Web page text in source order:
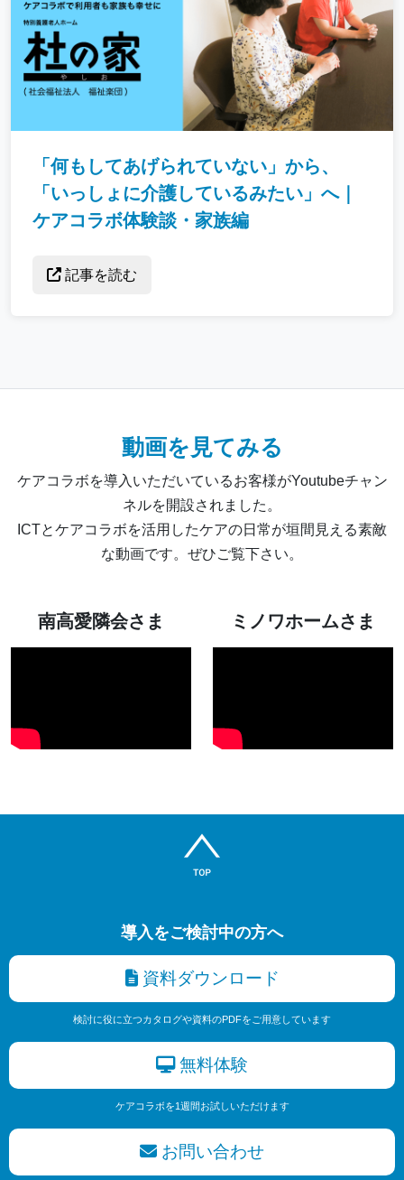
「何もしてあげられていない」から、
「いっしょに介護しているみたい」へ｜
ケアコラボ体験談・家族編
記事を読む
動画を見てみる
ケアコラボを導入いただいているお客様がYoutubeチャン
ネルを開設されました。
ICTとケアコラボを活用したケアの日常が垣間見える素敵
な動画です。ぜひご覧下さい。
南高愛隣会さま ミノワホームさま
導入をご検討中の方へ
資料ダウンロード
検討に役に立つカタログや資料のPDFをご用意しています
無料体験
ケアコラボを1週間お試しいただけます
お問い合わせ